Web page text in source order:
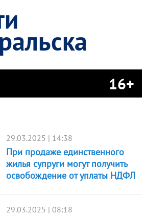
16+
29.03.2025 | 14:38
При продаже единственного
жилья супруги могут получить
освобождение от уплаты НДФЛ
29.03.2025 | 08:18